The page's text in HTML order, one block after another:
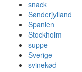
snack
Sønderjylland
Spanien
Stockholm
suppe
Sverige
svinekød